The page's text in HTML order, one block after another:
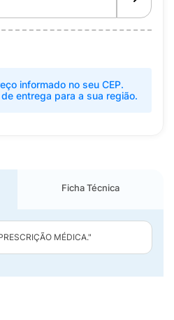
informado no seu CEP.
entrega para a sua região.
Ficha Técnica
MÉDICA."